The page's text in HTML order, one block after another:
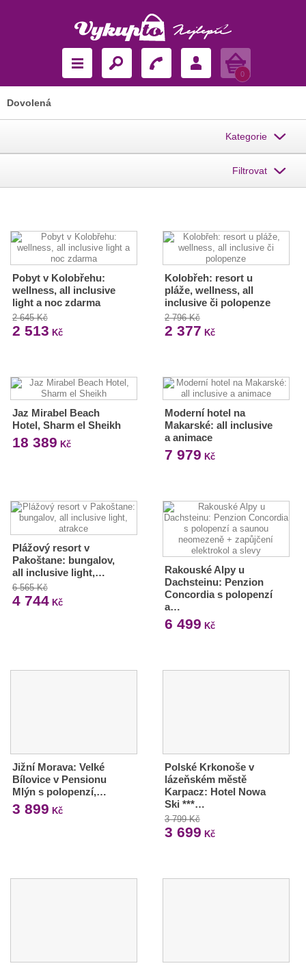
Košík
0
Dovolená
Kategorie
Filtrovat
Pobyt v Kolobřehu:
wellness, all inclusive
light a noc zdarma
2 645 Kč
2 513 Kč
Kolobřeh: resort u
pláže, wellness, all
inclusive či polopenze
2 796 Kč
2 377 Kč
Jaz Mirabel Beach
Hotel, Sharm el Sheikh
18 389 Kč
Moderní hotel na
Makarské: all inclusive
a animace
7 979 Kč
Plážový resort v
Pakoštane: bungalov,
all inclusive light,…
6 565 Kč
4 744 Kč
Rakouské Alpy u
Dachsteinu: Penzion
Concordia s polopenzí
a…
6 499 Kč
Jižní Morava: Velké
Bílovice v Pensionu
Mlýn s polopenzí,…
3 899 Kč
Polské Krkonoše v
lázeňském městě
Karpacz: Hotel Nowa
Ski ***…
3 799 Kč
3 699 Kč